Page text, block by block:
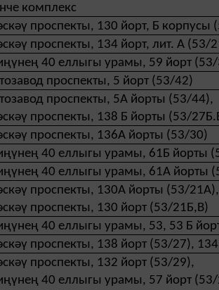
комплекс
проспекты, 130 йорт, Б корпусы
проспекты, 134 йорт, лит. А (53/
40 еллыгы урамы, 59 йорт
проспекты, 5 йорт (53/42)
проспекты, 5А йорты (53/44),
проспекты, 138 Б йорты (53/
проспекты, 136А йорты (53/30)
40 еллыгы урамы, 61Б йорты
40 еллыгы урамы, 61А йорты
проспекты, 130А йорты (53/
проспекты, 130 йорт (53/21Б,В)
40 еллыгы урамы, 53, 53 Б
проспекты, 138 йорт (53/27),
проспекты, 132 йорт (53/29),
40 еллыгы урамы, 57 йорт